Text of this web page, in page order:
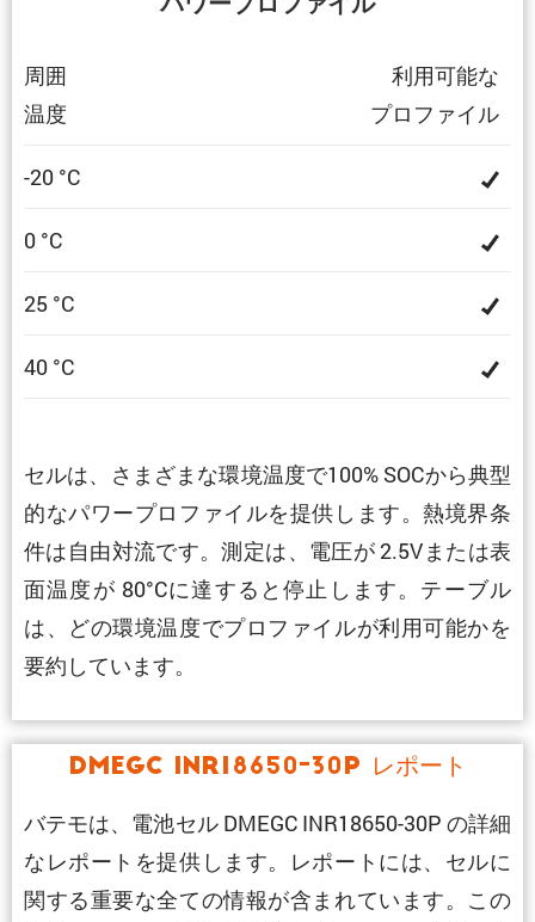
周囲
温度
利用可能な
プロファイル
-20 °C
0 °C
25 °C
40 °C
セルは、さまざまな環境温度で100% SOCから典型
的なパワープロファイルを提供します。熱境界条
件は自由対流です。測定は、電圧が 2.5Vまたは表
面温度が 80°Cに達すると停止します。テーブル
は、どの環境温度でプロファイルが利用可能かを
要約しています。
DMEGC INR18650-30P レポート
バテモは、電池セル DMEGC INR18650-30P の詳細
なレポートを提供します。レポートには、セルに
関する重要な全ての情報が含まれています。この